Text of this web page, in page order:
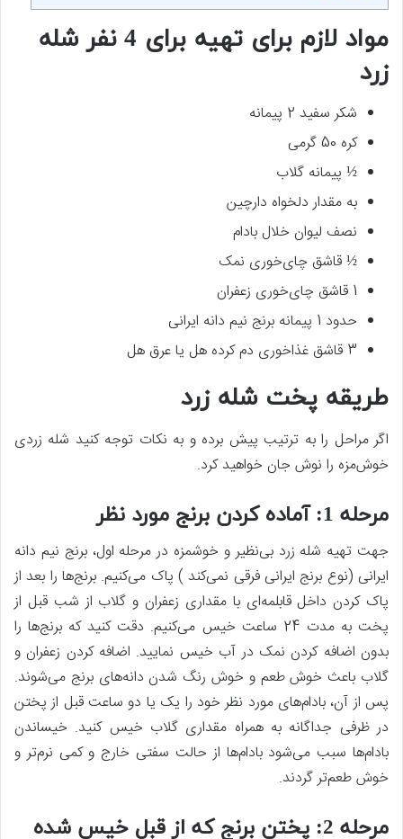
مواد لازم برای تهیه برای 4 نفر شله
زرد
شکر سفید 2 پیمانه
کره 50 گرمی
½ پیمانه گلاب
به مقدار دلخواه دارچین
نصف لیوان خلال بادام
½ قاشق چای‌خوری نمک
1 قاشق چای‌خوری زعفران
حدود 1 پیمانه برنج نیم دانه ایرانی
3 قاشق غذاخوری دم کرده هل یا عرق هل
طریقه پخت شله زرد
اگر مراحل را به ترتیب پیش برده و به نکات توجه کنید شله زردی
خوش‌مزه را نوش‌‍ جان خواهید کرد.
مرحله 1: آماده کردن برنج مورد نظر
جهت تهیه شله زرد بی‌نظیر و خوشمزه در مرحله اول، برنج نیم دانه
ایرانی (نوع برنج ایرانی فرقی نمی‌کند ) پاک می‌کنیم. برنج‌ها را بعد از
پاک کردن داخل قابلمه‌ای با مقداری زعفران و گلاب از شب قبل از
پخت به مدت 24 ساعت خیس می‌کنیم. دقت کنید که برنج‌ها را
بدون اضافه کردن نمک در آب خیس نمایید. اضافه کردن زعفران و
گلاب باعث خوش طعم و خوش رنگ شدن دانه‌های برنج می‌شوند.
پس از آن، بادام‌های مورد نظر خود را یک یا دو ساعت قبل از پختن
در ظرفی جداگانه به همراه مقداری گلاب خیس کنید. خیساندن
بادام‌ها سبب می‌شود بادام‌ها از حالت سفتی خارج و کمی نرم‌تر و
خوش طعم‌تر گردند.
مرحله 2: پختن برنج که از قبل خیس شده